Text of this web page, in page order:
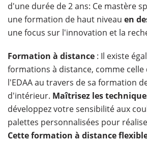
d'une durée de 2 ans: Ce mastère
une formation de haut niveau en
une focus sur l'innovation et la
Formation à distance : Il existe
formations à distance, comme
l'EDAA au travers de sa formation
d'intérieur. Maîtrisez les
développez votre sensibilité aux
palettes personnalisées pour
Cette formation à distance